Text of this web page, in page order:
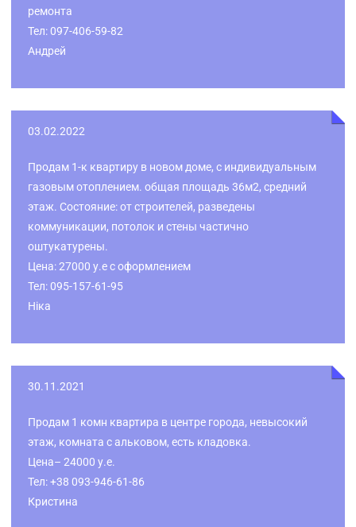
ремонта
Тел: 097-406-59-82
Андрей
03.02.2022
Продам 1-к квартиру в новом доме, с индивидуальным
газовым отоплением. общая площадь 36м2, средний
этаж. Состояние: от строителей, разведены
коммуникации, потолок и стены частично
оштукатурены.
Цена: 27000 у.е с оформлением
Тел: 095-157-61-95
Ніка
30.11.2021
Продам 1 комн квартира в центре города, невысокий
этаж, комната с альковом, есть кладовка.
Цена– 24000 у.е.
Тел: +38 093-946-61-86
Кристина